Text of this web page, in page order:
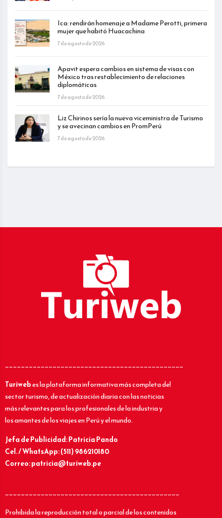
Ica: rendirán homenaje a Madame Perotti, primera
mujer que habitó Huacachina
7 de agosto de 2026
Apavit espera cambios en sistema de visas con
México tras restablecimiento de relaciones
diplomáticas
7 de agosto de 2026
Liz Chirinos sería la nueva viceministra de Turismo
y se avecinan cambios en PromPerú
7 de agosto de 2026
_____________________________________________
Turiwebes la plataforma informativa más completa del
sector turismo, de actualización diaria con las noticias
más relevantes para los profesionales de la industria y
los amantes de los viajes en Perú y el mundo.
Jefa de Publicidad: Patricia Pando
Cel. / WhatsApp: (511) 986210180
Correo: patricia@turiweb.pe
____________________________________________
Prohibida la reproducción total o parcial de los contenidos